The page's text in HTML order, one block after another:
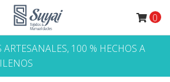
100 % HECHOS A
0